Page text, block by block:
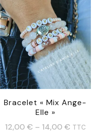
Bracelet « Mix Ange-
Elle »
12,00 € – 14,00 € TTC